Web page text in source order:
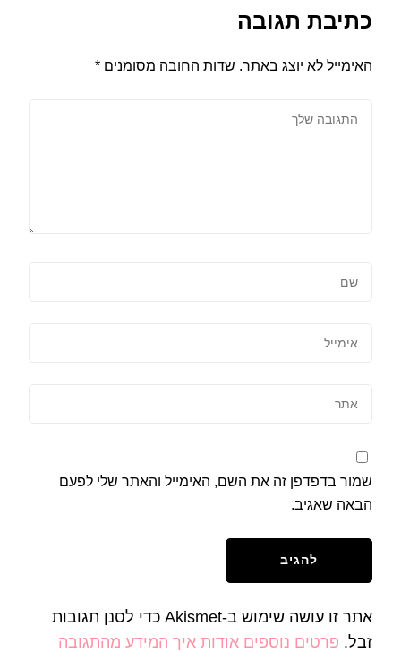
כתיבת תגובה
האימייל לא יוצג באתר. שדות החובה מסומנים *
שמור בדפדפן זה את השם, האימייל והאתר שלי לפעם
הבאה שאגיב.
אתר זו עושה שימוש ב-Akismet כדי לסנן תגובות
זבל. פרטים נוספים אודות איך המידע מהתגובה